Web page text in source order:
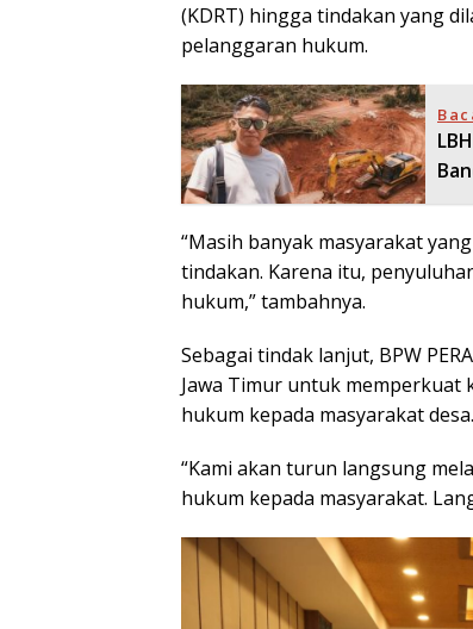
(KDRT) hingga tindakan yang
pelanggaran hukum.
“Masih banyak masyarakat
tindakan. Karena itu,
hukum,” tambahnya.
Sebagai tindak lanjut, BPW
Jawa Timur untuk memperkuat
hukum kepada masyarakat desa.
“Kami akan turun langsung
hukum kepada masyarakat.